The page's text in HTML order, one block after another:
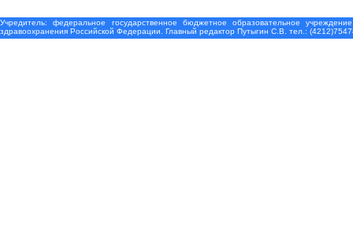
Учредитель: федеральное государственное бюджетное образовательное
здравоохранения Российской Федерации. Главный редактор Путыгин С.В. тел.: